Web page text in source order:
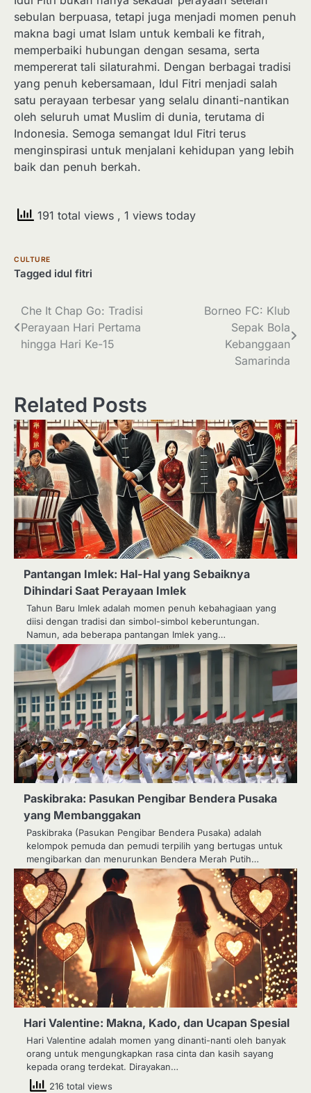
sebulan berpuasa, tetapi juga menjadi momen penuh
makna bagi umat Islam untuk kembali ke fitrah,
memperbaiki hubungan dengan sesama, serta
mempererat tali silaturahmi. Dengan berbagai tradisi
yang penuh kebersamaan, Idul Fitri menjadi salah
satu perayaan terbesar yang selalu dinanti-nantikan
oleh seluruh umat Muslim di dunia, terutama di
Indonesia. Semoga semangat Idul Fitri terus
menginspirasi untuk menjalani kehidupan yang lebih
baik dan penuh berkah.
191 total views , 1 views today
CULTURE
Tagged idul fitri
Post
navigation
Che It Chap Go: Tradisi
Perayaan Hari Pertama
hingga Hari Ke-15
Borneo FC: Klub
Sepak Bola
Kebanggaan
Samarinda
Related Posts
Pantangan Imlek: Hal-Hal yang Sebaiknya
Dihindari Saat Perayaan Imlek
Tahun Baru Imlek adalah momen penuh kebahagiaan yang
diisi dengan tradisi dan simbol-simbol keberuntungan.
Namun, ada beberapa pantangan Imlek yang…
Paskibraka: Pasukan Pengibar Bendera Pusaka
yang Membanggakan
Paskibraka (Pasukan Pengibar Bendera Pusaka) adalah
kelompok pemuda dan pemudi terpilih yang bertugas untuk
mengibarkan dan menurunkan Bendera Merah Putih…
Hari Valentine: Makna, Kado, dan Ucapan Spesial
Hari Valentine adalah momen yang dinanti-nanti oleh banyak
orang untuk mengungkapkan rasa cinta dan kasih sayang
kepada orang terdekat. Dirayakan…
216 total views